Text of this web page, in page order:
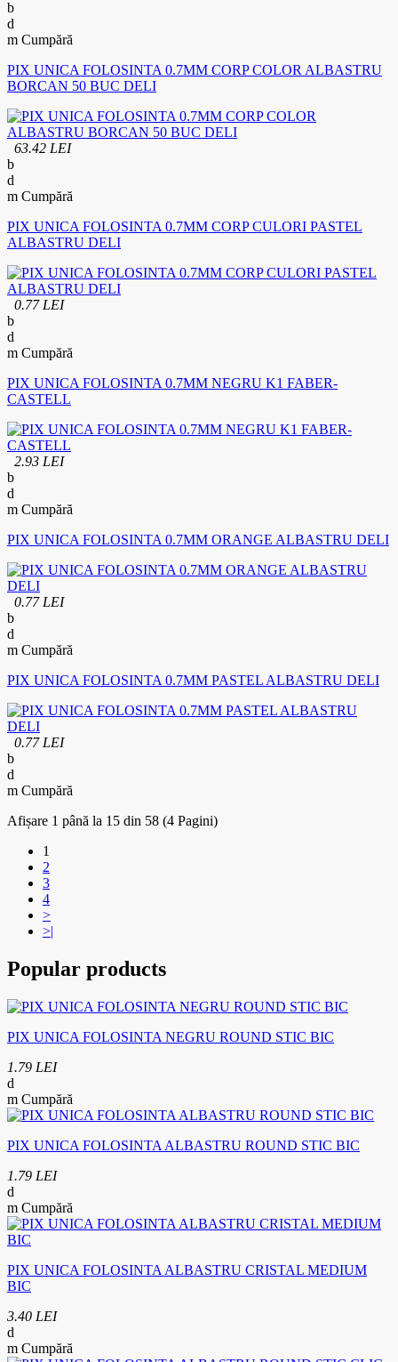
Cumpără
PIX UNICA FOLOSINTA 0.7MM CORP COLOR ALBASTRU
BORCAN 50 BUC DELI
63.42 LEI
Cumpără
PIX UNICA FOLOSINTA 0.7MM CORP CULORI PASTEL
ALBASTRU DELI
0.77 LEI
Cumpără
PIX UNICA FOLOSINTA 0.7MM NEGRU K1 FABER-
CASTELL
2.93 LEI
Cumpără
PIX UNICA FOLOSINTA 0.7MM ORANGE ALBASTRU DELI
0.77 LEI
Cumpără
PIX UNICA FOLOSINTA 0.7MM PASTEL ALBASTRU DELI
0.77 LEI
Cumpără
Afișare 1 până la 15 din 58 (4 Pagini)
1
2
3
4
>
>|
Popular products
PIX UNICA FOLOSINTA NEGRU ROUND STIC BIC
1.79 LEI
Cumpără
PIX UNICA FOLOSINTA ALBASTRU ROUND STIC BIC
1.79 LEI
Cumpără
PIX UNICA FOLOSINTA ALBASTRU CRISTAL MEDIUM
BIC
3.40 LEI
Cumpără